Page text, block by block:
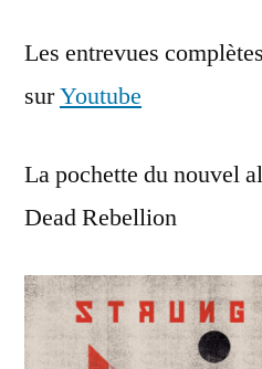
Les entrevues
surYoutube
La pochette du nouvel
Dead Rebellion